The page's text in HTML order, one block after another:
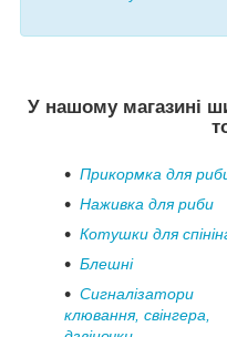
У нашому магазині
Прикормка для
Наживка для риби
Котушки для
Блешні
Сигналізатори
клювання, свінгера,